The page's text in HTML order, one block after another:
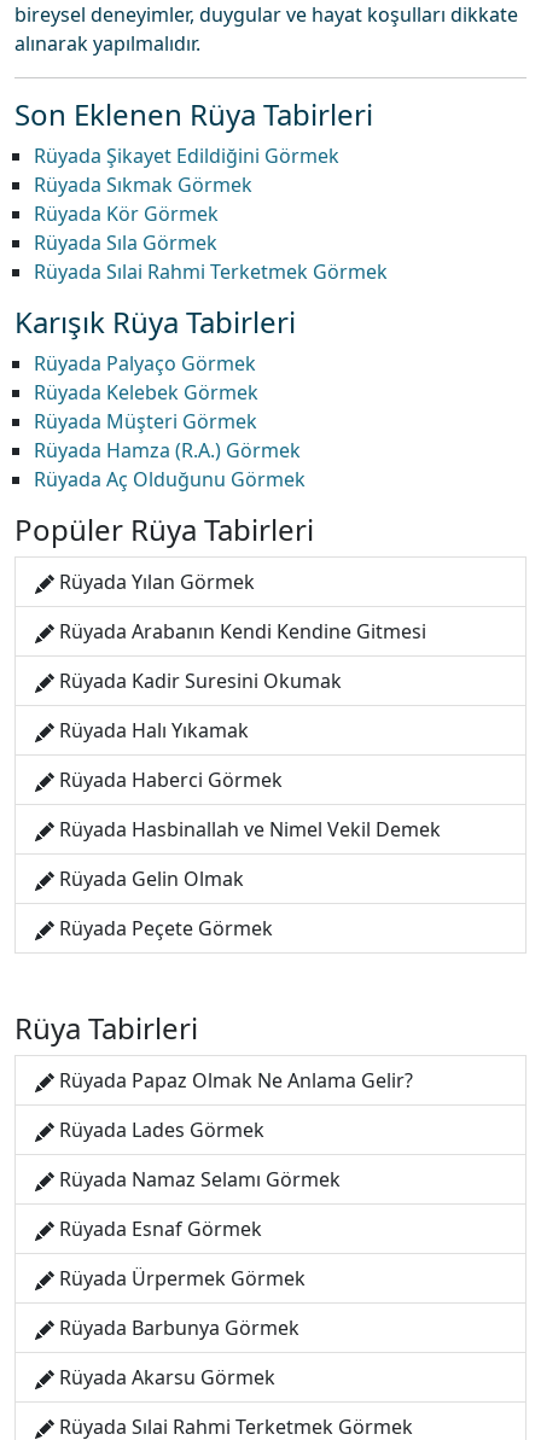
bireysel deneyimler, duygular ve hayat koşulları dikkate
alınarak yapılmalıdır.
Son Eklenen Rüya Tabirleri
Rüyada Şikayet Edildiğini Görmek
Rüyada Sıkmak Görmek
Rüyada Kör Görmek
Rüyada Sıla Görmek
Rüyada Sılai Rahmi Terketmek Görmek
Karışık Rüya Tabirleri
Rüyada Palyaço Görmek
Rüyada Kelebek Görmek
Rüyada Müşteri Görmek
Rüyada Hamza (R.A.) Görmek
Rüyada Aç Olduğunu Görmek
Popüler Rüya Tabirleri
Rüyada Yılan Görmek
Rüyada Arabanın Kendi Kendine Gitmesi
Rüyada Kadir Suresini Okumak
Rüyada Halı Yıkamak
Rüyada Haberci Görmek
Rüyada Hasbinallah ve Nimel Vekil Demek
Rüyada Gelin Olmak
Rüyada Peçete Görmek
Rüya Tabirleri
Rüyada Papaz Olmak Ne Anlama Gelir?
Rüyada Lades Görmek
Rüyada Namaz Selamı Görmek
Rüyada Esnaf Görmek
Rüyada Ürpermek Görmek
Rüyada Barbunya Görmek
Rüyada Akarsu Görmek
Rüyada Sılai Rahmi Terketmek Görmek